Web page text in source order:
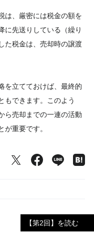
は、厳密には税金の額を
に先送りしている（繰り
た税金は、売却時の譲渡
を立てておけば、最終的
もできます。このよう
ら売却までの一連の活動
が重要です。
【第2回】を読む